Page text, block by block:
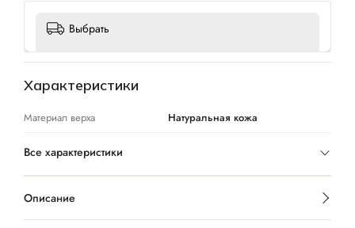
Выбрать
Характеристики
Материал верха Натуральная кожа
Все характеристики
Описание